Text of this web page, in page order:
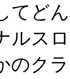
てど
ルス
のク